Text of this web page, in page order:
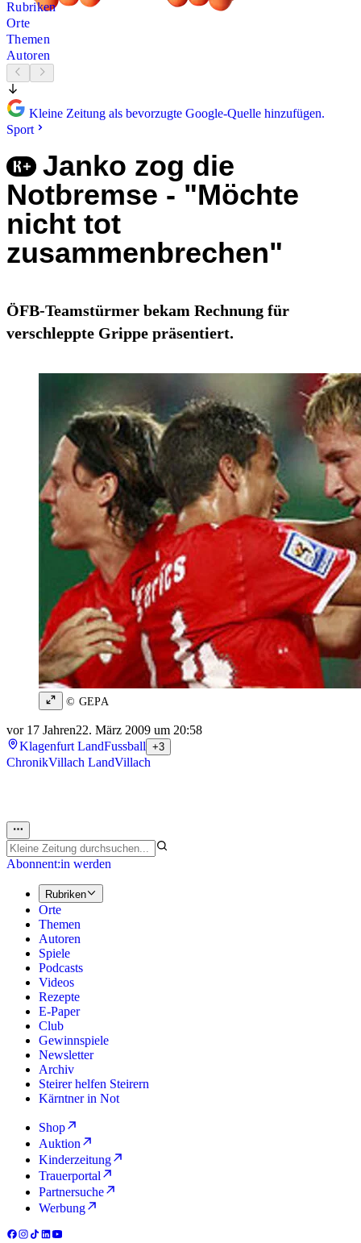
Rubriken
Orte
Themen
Autoren
Kleine Zeitung als bevorzugte Google-Quelle hinzufügen.
Sport
Janko zog die
Notbremse - "Möchte
nicht tot
zusammenbrechen"
ÖFB-Teamstürmer bekam Rechnung für
verschleppte Grippe präsentiert.
© GEPA
vor 17 Jahren22. März 2009 um 20:58
Klagenfurt LandFussball +3
ChronikVillach LandVillach
Abonnent:in werden
Rubriken
Orte
Themen
Autoren
Spiele
Podcasts
Videos
Rezepte
E-Paper
Club
Gewinnspiele
Newsletter
Archiv
Steirer helfen Steirern
Kärntner in Not
Shop
Auktion
Kinderzeitung
Trauerportal
Partnersuche
Werbung